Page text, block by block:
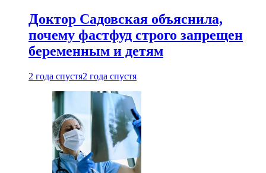
Доктор Садовская объяснила,
почему фастфуд строго запрещен
беременным и детям
2 года спустя2 года спустя